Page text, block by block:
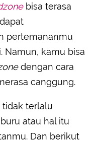
bisa terasa
pertemananmu
Namun, kamu bisa
dengan cara
canggung.
tidak terlalu
atau hal itu
Dan berikut